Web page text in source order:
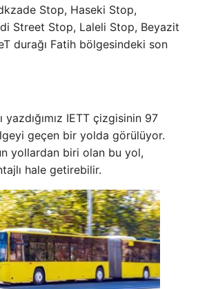
Stop, Haseki Stop,
Street Stop, Laleli Stop, Beyazit
durağı Fatih bölgesindeki son
yazdığımız IETT çizgisinin 97
geçen bir yolda görülüyor.
yollardan biri olan bu yol,
hale getirebilir.